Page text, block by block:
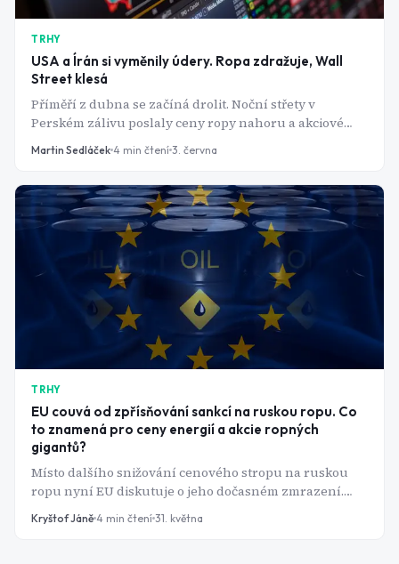
TRHY
USA a Írán si vyměnily údery. Ropa zdražuje, Wall
Street klesá
Příměří z dubna se začíná drolit. Noční střety v
Perském zálivu poslaly ceny ropy nahoru a akciové
trhy dolů - mírová dohoda je stále v nedohlednu.
Martin Sedláček 4 min čtení 3. června
TRHY
EU couvá od zpřísňování sankcí na ruskou ropu. Co
to znamená pro ceny energií a akcie ropných
gigantů?
Místo dalšího snižování cenového stropu na ruskou
ropu nyní EU diskutuje o jeho dočasném zmrazení.
Důvodem jsou rostoucí obavy z vývoje na světovém
energetickém trhu. Napětí na Blízkém východě totiž
Kryštof Jáně 4 min čtení 31. května